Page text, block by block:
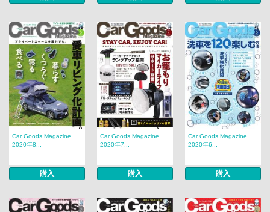
Car Goods Magazine
2020年8...
購入
Car Goods Magazine
2020年7...
購入
Car Goods Magazine
2020年6...
購入